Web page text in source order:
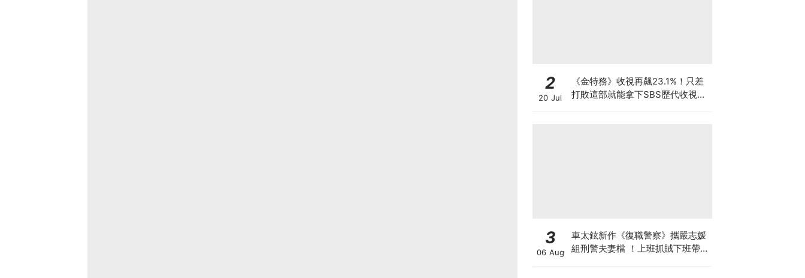
2
20 Jul
《金特務》收視再飆23.1%！只差
打敗這部就能拿下SBS歷代收視冠
3
06 Aug
車太鉉新作《復職警察》攜嚴志媛
組刑警夫妻檔 ！上班抓賊下班帶五